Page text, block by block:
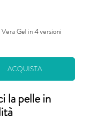
Gel in 4 versioni
ACQUISTA
la pelle in